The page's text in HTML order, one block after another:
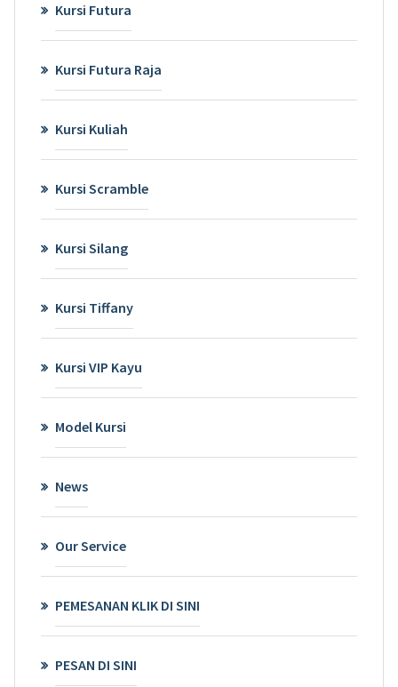
Kursi Futura
Kursi Futura Raja
Kursi Kuliah
Kursi Scramble
Kursi Silang
Kursi Tiffany
Kursi VIP Kayu
Model Kursi
News
Our Service
PEMESANAN KLIK DI SINI
PESAN DI SINI